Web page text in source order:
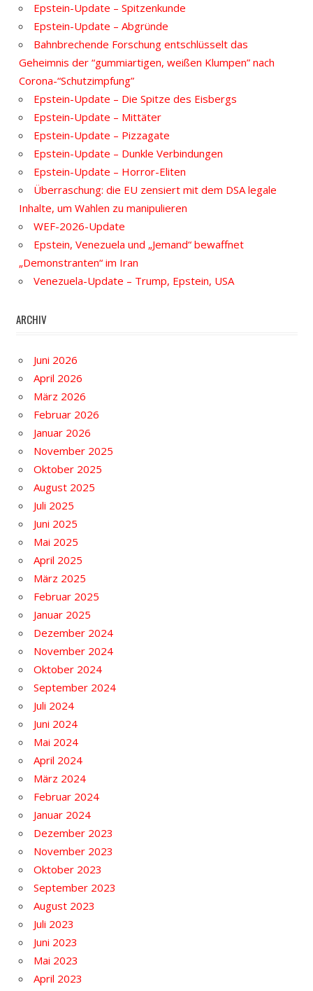
Epstein-Update – Spitzenkunde
Epstein-Update – Abgründe
Bahnbrechende Forschung entschlüsselt das
Geheimnis der “gummiartigen, weißen Klumpen” nach
Corona-“Schutzimpfung”
Epstein-Update – Die Spitze des Eisbergs
Epstein-Update – Mittäter
Epstein-Update – Pizzagate
Epstein-Update – Dunkle Verbindungen
Epstein-Update – Horror-Eliten
Überraschung: die EU zensiert mit dem DSA legale
Inhalte, um Wahlen zu manipulieren
WEF-2026-Update
Epstein, Venezuela und „Jemand“ bewaffnet
„Demonstranten“ im Iran
Venezuela-Update – Trump, Epstein, USA
ARCHIV
Juni 2026
April 2026
März 2026
Februar 2026
Januar 2026
November 2025
Oktober 2025
August 2025
Juli 2025
Juni 2025
Mai 2025
April 2025
März 2025
Februar 2025
Januar 2025
Dezember 2024
November 2024
Oktober 2024
September 2024
Juli 2024
Juni 2024
Mai 2024
April 2024
März 2024
Februar 2024
Januar 2024
Dezember 2023
November 2023
Oktober 2023
September 2023
August 2023
Juli 2023
Juni 2023
Mai 2023
April 2023